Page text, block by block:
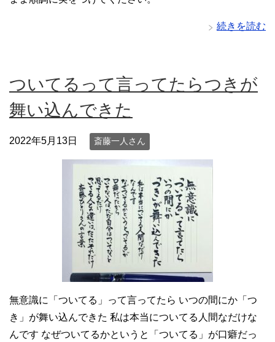
続きを読む
ついてるって言ってたらつきが
舞い込んできた
2022年5月13日 斎藤一人さん
無意識に「ついてる」って言ってたら いつの間にか「つ
き」が舞い込んできた 私は本当についてる人間なだけな
んです なぜついてるかというと「ついてる」が口癖だっ